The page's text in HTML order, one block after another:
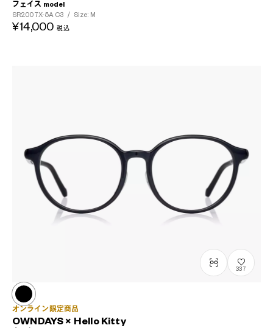
フェイス model
SR2007X-5A C3 / Size: M
¥14,000 税込
337
オンライン限定商品
OWNDAYS × Hello Kitty